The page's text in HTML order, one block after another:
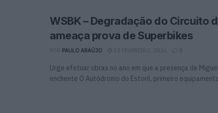
WSBK – Degradação do Circuito
ameaça prova de Superbikes
PAULO ARAÚJO 12 FEVEREIRO, 2026 0
Urge efetuar obras no ano em que a presença de
enchente O Autódromo do Estoril, primeiro